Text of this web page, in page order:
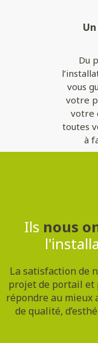
Du
vous
votre
votre
toutes
à
Ils nous
La satisfaction de
projet de portail et
répondre au mieux
de qualité,